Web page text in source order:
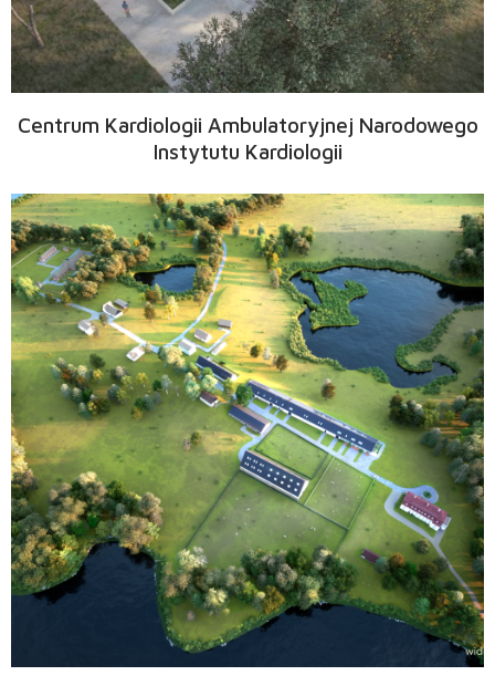
Centrum Kardiologii Ambulatoryjnej Narodowego
Instytutu Kardiologii